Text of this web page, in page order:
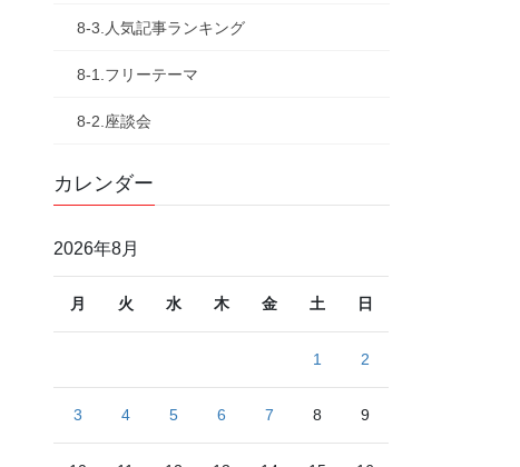
8-3.人気記事ランキング
8-1.フリーテーマ
8-2.座談会
カレンダー
2026年8月
月 火 水 木 金 土 日
1 2
3 4 5 6 7 8 9